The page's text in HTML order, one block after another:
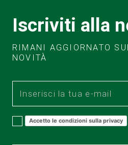
Iscriviti alla
RIMANI AGGIORNATO
NOVITÀ
Accetto le condizioni sulla privacy